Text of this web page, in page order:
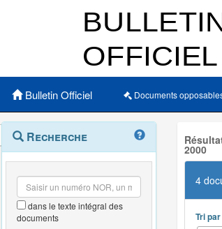
Bulletin Officiel Documents
Navigation
et
outils
annexes
Menu
contextuel
Recherche
dans le texte intégral des
documents
2000
4
Tri par